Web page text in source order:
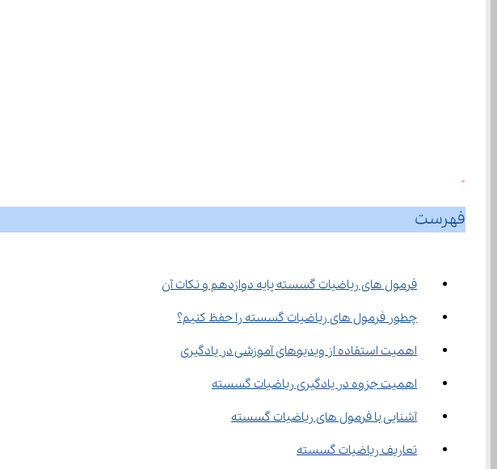
0
فهرست
فرمول های ریاضیات گسسته پایه دوازدهم و نکات آن
چطور فرمول های ریاضیات گسسته را حفظ کنیم؟
اهمیت استفاده از ویدیوهای آموزشی در یادگیری
اهمیت جزوه در یادگیری ریاضیات گسسته
آشنایی با فرمول ‌های ریاضیات گسسته
تعاریف ریاضیات گسسته